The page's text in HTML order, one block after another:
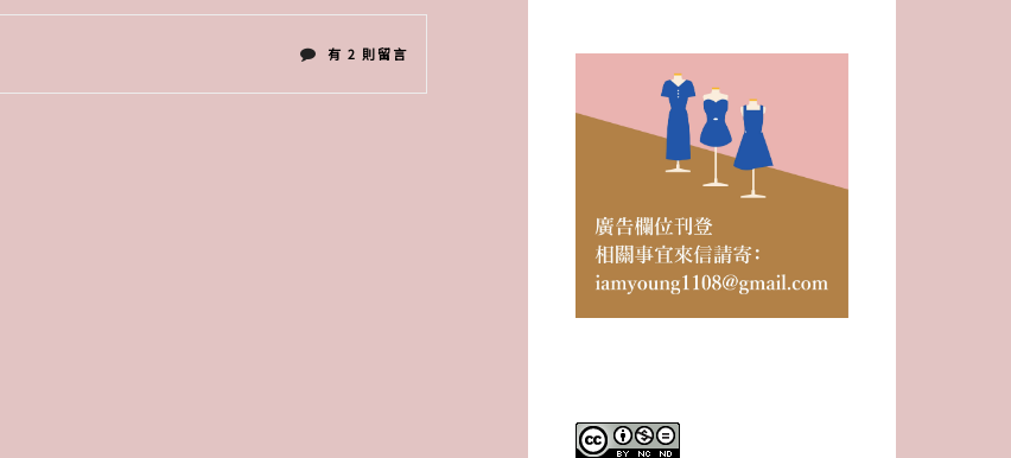
在
〈甜
有 2 則留言